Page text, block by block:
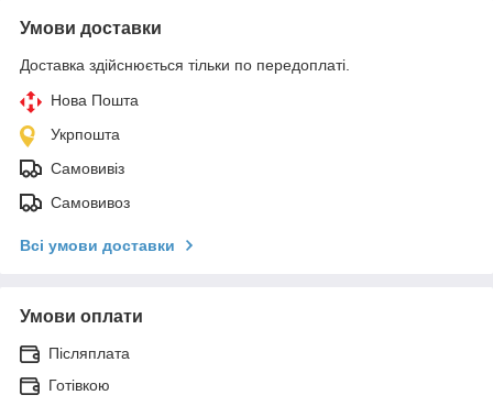
Умови доставки
Доставка здійснюється тільки по передоплаті.
Нова Пошта
Укрпошта
Самовивіз
Самовивоз
Всі умови доставки
Умови оплати
Післяплата
Готівкою